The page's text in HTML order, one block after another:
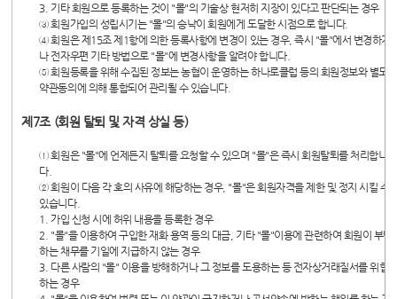
3. 기타 회원으로 등록하는 것이 "몰"의 기술상 현저히 지장이 있다고 판단되는 경우
③ 회원가입의 성립시기는 "몰"의 승낙이 회원에게 도달한 시점으로 합니다.
④ 회원은 제15조 제1항에 의한 등록사항에 변경이 있는 경우, 즉시 "몰"에서 변경하거
나 전자우편 기타 방법으로 "몰"에 변경사항을 알려야 합니다.
⑤ 회원등록을 위해 수집된 정보는 농협이 운영하는 하나로클럽 등의 회원정보와 별도
약관동의에 의해 통합되어 관리될 수 있습니다.
제7조 (회원 탈퇴 및 자격 상실 등)
① 회원은 "몰"에 언제든지 탈퇴를 요청할 수 있으며 "몰"은 즉시 회원탈퇴를 처리합니
다.
② 회원이 다음 각 호의 사유에 해당하는 경우, "몰"은 회원자격을 제한 및 정지 시킬 수
있습니다.
1. 가입 신청 시에 허위 내용을 등록한 경우
2. "몰"을 이용하여 구입한 재화 용역 등의 대금, 기타 "몰"이용에 관련하여 회원이 부담
하는 채무를 기일에 지급하지 않는 경우
3. 다른 사람의 "몰" 이용을 방해하거나 그 정보를 도용하는 등 전자상거래질서를 위협
하는 경우